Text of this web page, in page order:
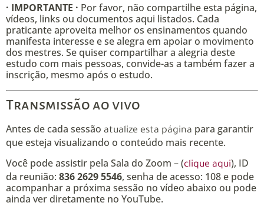
· IMPORTANTE · Por favor, não compartilhe esta página,
vídeos, links ou documentos aqui listados. Cada
praticante aproveita melhor os ensinamentos quando
manifesta interesse e se alegra em apoiar o movimento
dos mestres. Se quiser compartilhar a alegria deste
estudo com mais pessoas, convide-as a também fazer a
inscrição, mesmo após o estudo.
Transmissão ao vivo
Antes de cada sessão atualize esta página para garantir
que esteja visualizando o conteúdo mais recente.
Você pode assistir pela Sala do Zoom – (clique aqui), ID
da reunião: 836 2629 5546, senha de acesso: 108 e pode
acompanhar a próxima sessão no vídeo abaixo ou pode
ainda ver diretamente no YouTube.